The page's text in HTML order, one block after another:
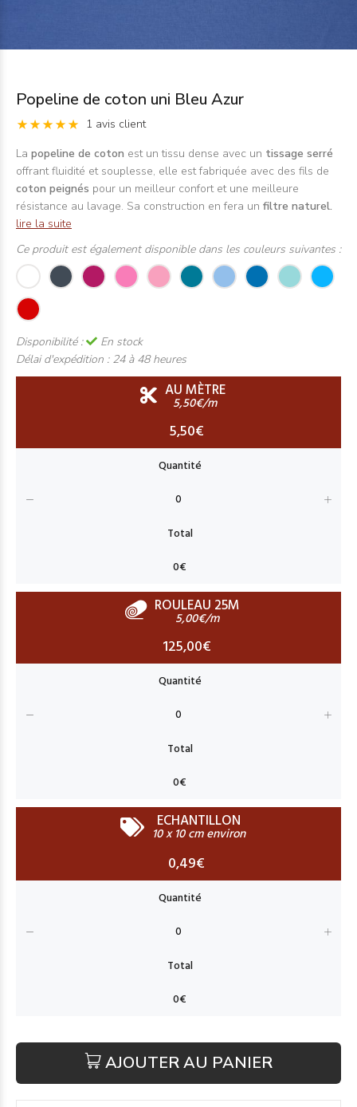
Popeline de coton uni Bleu Azur
1 avis client
La popeline de coton est un tissu dense avec un tissage serré
offrant fluidité et souplesse, elle est fabriquée avec des fils de
coton peignés pour un meilleur confort et une meilleure
résistance au lavage. Sa construction en fera un filtre naturel.
lire la suite
Ce produit est également disponible dans les couleurs suivantes :
Disponibilité :
En stock
Délai d'expédition : 24 à 48 heures
AU MÈTRE
5,50€/m
5,50€
ROULEAU 25M
5,00€/m
125,00€
ECHANTILLON
10 x 10 cm environ
0,49€
AJOUTER AU PANIER